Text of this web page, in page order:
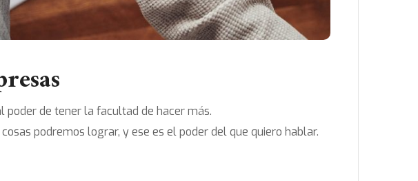
poder de tener la facultad de hacer más.
podremos lograr, y ese es el poder del que quiero hablar.